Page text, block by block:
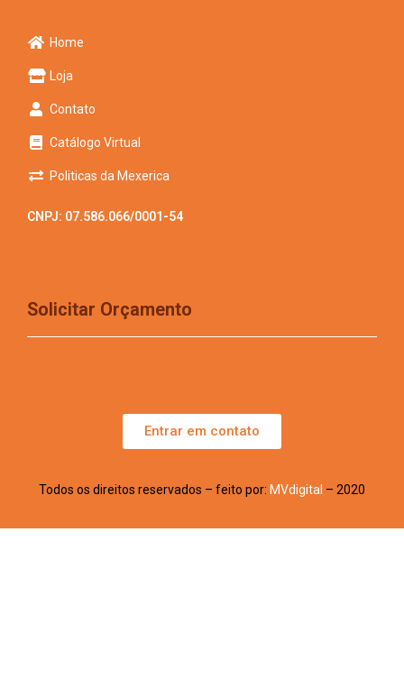
Home
Loja
Contato
Catálogo Virtual
Politicas da Mexerica
CNPJ: 07.586.066/0001-54
Solicitar Orçamento
Entrar em contato
Todos os direitos reservados – feito por: MVdigital – 2020